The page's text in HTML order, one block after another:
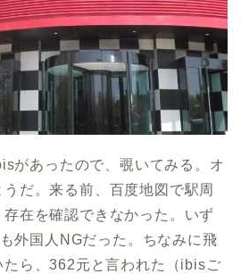
があったので、覗いてみる。オ
だ。来る前、百度地図で駅周
在を確認できなかった。いず
外国人NGだった。ちなみに飛
たら、362元と言われた（ibisご